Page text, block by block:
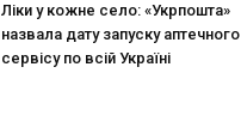
Ліки у кожне село: «Укрпошта»
назвала дату запуску аптечного
сервісу по всій Україні